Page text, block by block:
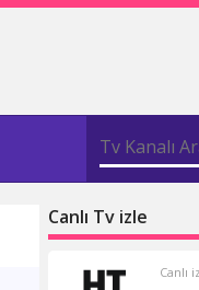
Canlı Tv izle
Canlı